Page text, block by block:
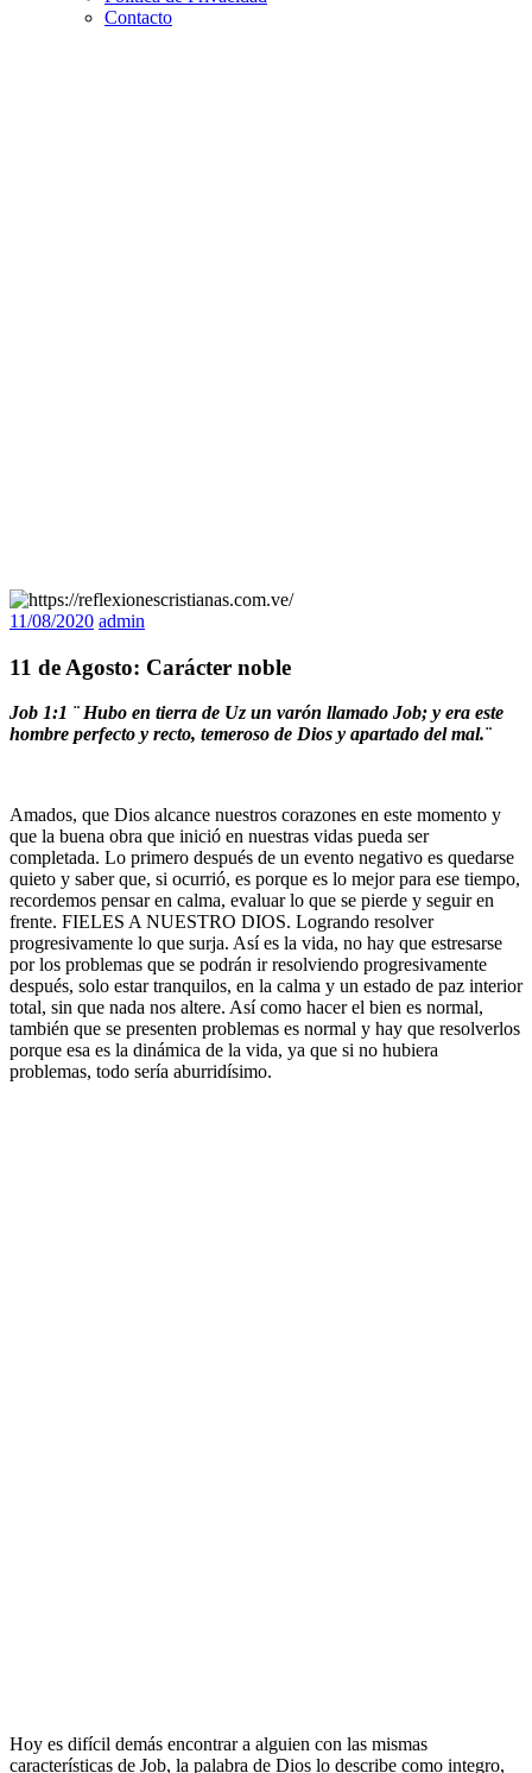
Contacto
11/08/2020 admin
11 de Agosto: Carácter noble
Job 1:1 ¨ Hubo en tierra de Uz un varón llamado Job; y era este
hombre perfecto y recto, temeroso de Dios y apartado del mal.¨
Amados, que Dios alcance nuestros corazones en este momento y
que la buena obra que inició en nuestras vidas pueda ser
completada. Lo primero después de un evento negativo es quedarse
quieto y saber que, si ocurrió, es porque es lo mejor para ese tiempo,
recordemos pensar en calma, evaluar lo que se pierde y seguir en
frente. FIELES A NUESTRO DIOS. Logrando resolver
progresivamente lo que surja. Así es la vida, no hay que estresarse
por los problemas que se podrán ir resolviendo progresivamente
después, solo estar tranquilos, en la calma y un estado de paz interior
total, sin que nada nos altere. Así como hacer el bien es normal,
también que se presenten problemas es normal y hay que resolverlos
porque esa es la dinámica de la vida, ya que si no hubiera
problemas, todo sería aburridísimo.
Hoy es difícil demás encontrar a alguien con las mismas
características de Job, la palabra de Dios lo describe como integro,